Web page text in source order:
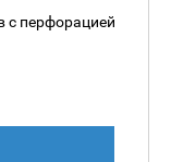
с перфорацией